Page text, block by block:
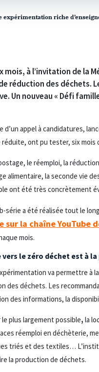
expérimentation riche
mois, à l’invitation de la
réduction des déchets.
Un nouveau « Défi
d’un appel à candidatures,
réduite, ont pu tester, six
le réemploi, la
alimentaire, la seconde vie
ont été très concrètement
série a été réalisée tout le
sur la chaîne YouTube
mois.
vers le zéro déchet est à
va permettre à
des déchets. Les
des informations, la
plus largement possible, la
réemploi en déchèterie,
triés et des textiles…
la production de déchets.